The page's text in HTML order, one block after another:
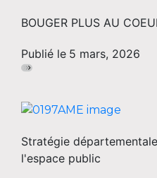
BOUGER PLUS AU
Publié le 5 mars, 2026
Stratégie
l'espace public